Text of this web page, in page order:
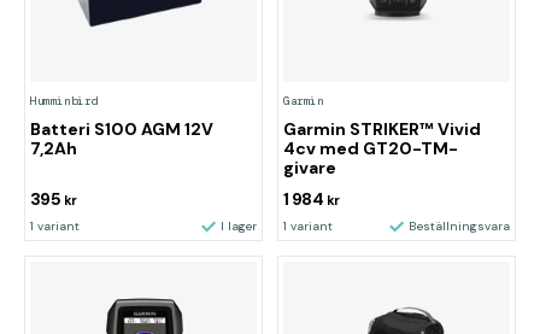
Humminbird
Batteri S100 AGM 12V
7,2Ah
395 kr
1 variant I lager
Garmin
Garmin STRIKER™ Vivid
4cv med GT20-TM-
givare
1 984 kr
1 variant Beställningsvara